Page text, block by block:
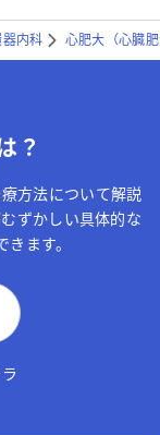
内科 心肥大（心臓
？
方法について解説
ずかしい具体的な
ます。